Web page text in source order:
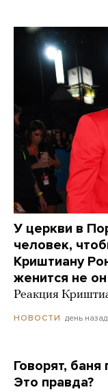
У церкви в
человек,
Криштиану
женится не он
Реакция
НОВОСТИ день назад
Говорят,
Это правда?